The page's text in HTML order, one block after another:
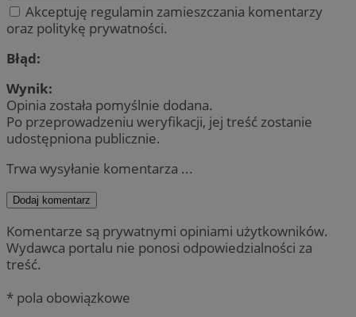
Akceptuję regulamin zamieszczania komentarzy
oraz politykę prywatności.
Błąd:
Wynik:
Opinia została pomyślnie dodana.
Po przeprowadzeniu weryfikacji, jej treść zostanie
udostępniona publicznie.
Trwa wysyłanie komentarza ...
Dodaj komentarz
Komentarze są prywatnymi opiniami użytkowników.
Wydawca portalu nie ponosi odpowiedzialności za
treść.
* pola obowiązkowe